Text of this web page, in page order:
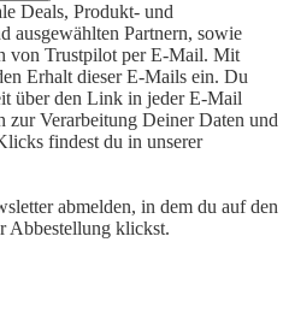
Deals, Produkt- und
ausgewählten Partnern, sowie
von Trustpilot per E-Mail. Mit
Erhalt dieser E-Mails ein. Du
über den Link in jeder E-Mail
Verarbeitung Deiner Daten und
findest du in unserer
abmelden, in dem du auf den
Abbestellung klickst.